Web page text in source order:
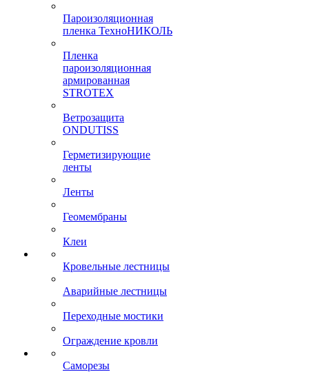
Пароизоляционная
пленка ТехноНИКОЛЬ
Пленка
пароизоляционная
армированная
STROTEX
Ветрозащита
ONDUTISS
Герметизирующие
ленты
Ленты
Геомембраны
Клеи
Кровельные лестницы
Аварийные лестницы
Переходные мостики
Ограждение кровли
Саморезы